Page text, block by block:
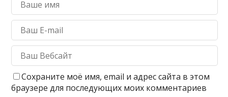
Сохраните моё имя, email и адрес сайта в этом
браузере для последующих моих комментариев